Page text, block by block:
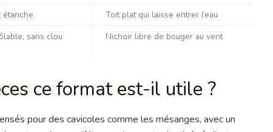
étanche
Toit plat qui laisse entrer l’eau
sans clou
Nichoir libre de bouger au vent
ce format est-il utile ?
pour des cavicoles comme les mésanges, avec un